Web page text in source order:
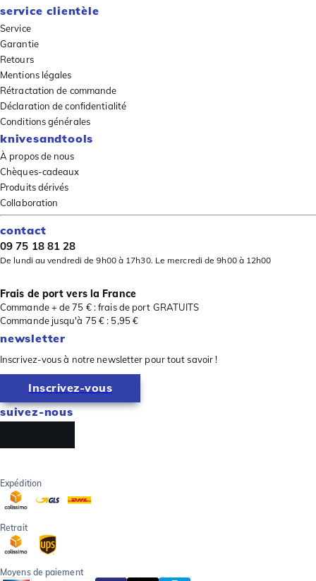
service clientèle
Service
Garantie
Retours
Mentions légales
Rétractation de commande
Déclaration de confidentialité
Conditions générales
knivesandtools
À propos de nous
Chèques-cadeaux
Produits dérivés
Collaboration
contact
09 75 18 81 28
De lundi au vendredi de 9h00 à 17h30. Le mercredi de 9h00 à 12h00
Frais de port vers la France
Commande + de 75 € : frais de port GRATUITS
Commande jusqu'à 75 € : 5,95 €
newsletter
Inscrivez-vous à notre newsletter pour tout savoir !
Inscrivez-vous
suivez-nous
Expédition
Retrait
Moyens de paiement